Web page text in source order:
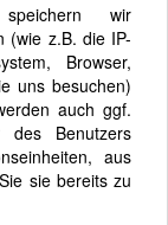
wir
(wie z.B. die IP-
Browser,
uns besuchen)
auch ggf.
des Benutzers
aus
sie bereits zu